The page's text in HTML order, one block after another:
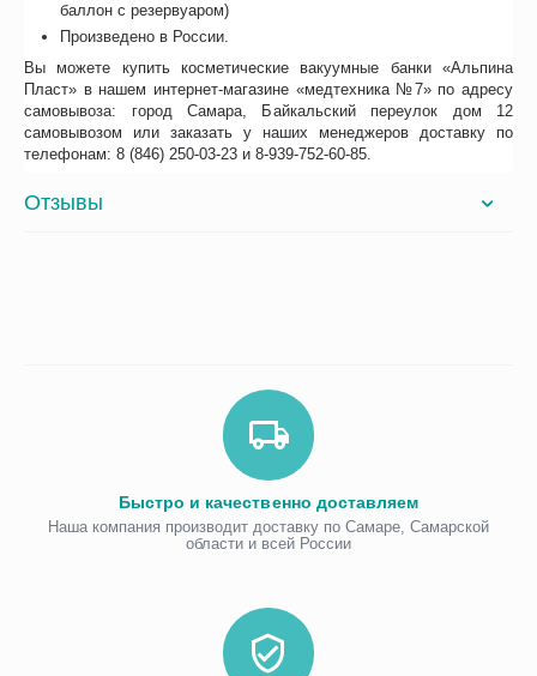
баллон с резервуаром)
Произведено в России.
Вы можете купить косметические вакуумные банки «Альпина
Пласт» в нашем интернет-магазине «медтехника №7» по адресу
самовывоза: город Самара, Байкальский переулок дом 12
самовывозом или заказать у наших менеджеров доставку по
телефонам: 8 (846) 250-03-23 и 8-939-752-60-85.
Отзывы
Быстро и качественно доставляем
Наша компания производит доставку по Самаре, Самарской
области и всей России